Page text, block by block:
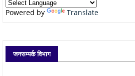
Powered by Translate
जनसम्पर्क विभाग